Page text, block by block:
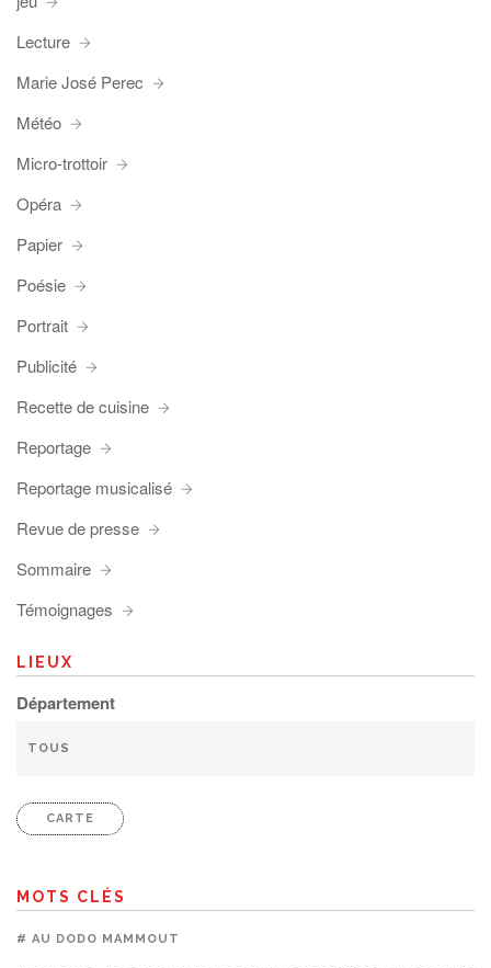
Lecture
Marie José Perec
Météo
Micro-trottoir
Opéra
Papier
Poésie
Portrait
Publicité
Recette de cuisine
Reportage
Reportage musicalisé
Revue de presse
Sommaire
Témoignages
LIEUX
Département
CARTE
MOTS CLÉS
# AU DODO MAMMOUT